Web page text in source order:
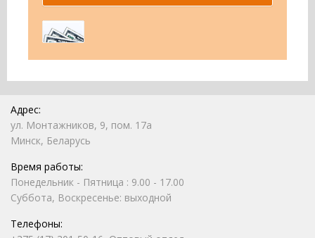
Адрес:
ул. Монтажников, 9, пом. 17а
Минск, Беларусь
Время работы:
Понедельник - Пятница : 9.00 - 17.00
Суббота, Воскресенье: выходной
Телефоны: